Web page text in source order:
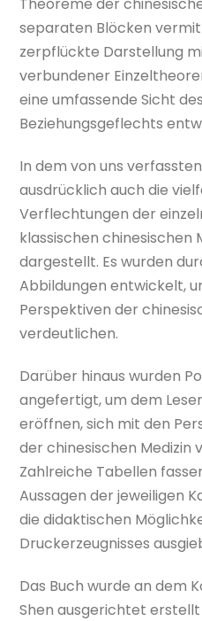
Theoreme der
separaten Blöcken
zerpflückte Darstellung
verbundener
eine umfassende Sicht
Beziehungsgeflechts
In dem von uns
ausdrücklich auch die
Verflechtungen der
klassischen chinesischen
dargestellt. Es wurden
Abbildungen entwickelt,
Perspektiven der
verdeutlichen.
Darüber hinaus wurden
angefertigt, um dem
eröffnen, sich mit den
der chinesischen Medizin
Zahlreiche Tabellen
Aussagen der jeweiligen
die didaktischen
Druckerzeugnisses
Das Buch wurde an dem
Shen ausgerichtet